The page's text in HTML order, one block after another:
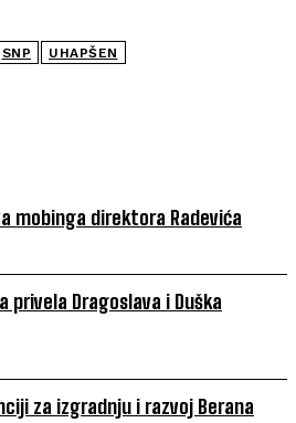
mobinga direktora Radevića
privela Dragoslava i Duška
za izgradnju i razvoj Berana
SNP UHAPŠEN